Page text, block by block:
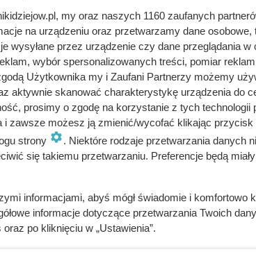
z rąk do rąk. Niewiarygodne losy słynnej
zimna. Na terenie Polski rozciąga się
coraz cieplejszy. Nadal dominują kultury
tzw. zielonej Sahary). Zmienia się fauna i
warunków i jest bardziej zaawansowana
klimatu (klimat był jednak cieplejszy niż
do epoki brązu.
my oraz naszych 1160 zaufanych
na urządzeniu oraz przetwarzamy dane osobowe,
wysyłane przez urządzenie czy dane przeglądania w
wybór spersonalizowanych treści, pomiar
Użytkownika my i Zaufani Partnerzy możemy
aktywnie skanować charakterystykę urządzenia do
prosimy o zgodę na korzystanie z tych technologii
i zawsze możesz ją zmienić/wycofać klikając
strony
. Niektóre rodzaje przetwarzania danych
się takiemu przetwarzaniu. Preferencje będą
informacjami, abyś mógł świadomie i
informacje dotyczące przetwarzania Twoich
oraz po kliknięciu w „Ustawienia”.